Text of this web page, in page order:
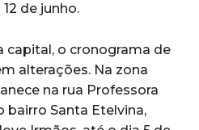
de junho.
capital, o cronograma de
alterações. Na zona
na rua Professora
bairro Santa Etelvina,